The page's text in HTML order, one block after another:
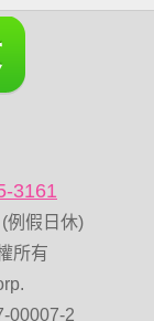
力堅果
萬歲牌
蔓越莓
糰
歲牌堅果
寶寶 海苔
包
3161
例假日休)
所有
00007-2